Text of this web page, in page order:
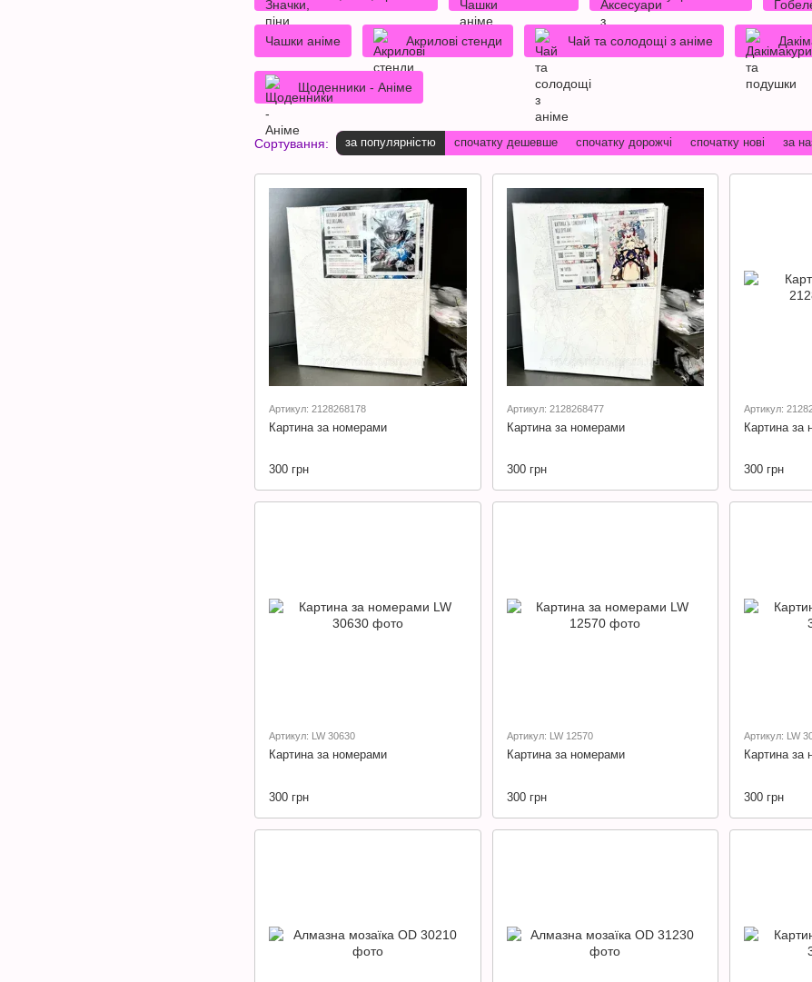
Чашки аніме Акрилові стенди Чай та солодощі з аніме
Щоденники - Аніме
Сортування: за популярністю спочатку дешевше спочатку дорожчі спочатку нові за
Артикул: 2128268178
Картина за номерами
300 грн
Артикул: 2128268477
Картина за номерами
300 грн
Артикул:
Картина за
300 грн
Артикул: LW 30630
Картина за номерами
300 грн
Артикул: LW 12570
Картина за номерами
300 грн
Артикул: LW
Картина за
300 грн